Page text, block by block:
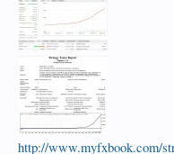
http://www.myfxbook.com/